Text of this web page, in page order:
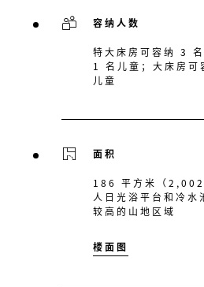
容纳人数
特大床房可容纳 3
1 名儿童；大床房
儿童
面积
186 平方米（2,002
人日光浴平台和冷
较高的山地区域
楼面图